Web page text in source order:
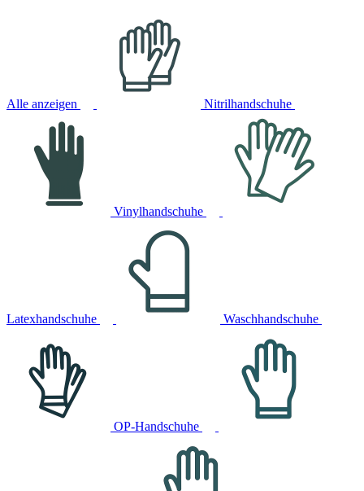
Alle anzeigen Nitrilhandschuhe
Vinylhandschuhe
Latexhandschuhe Waschhandschuhe
OP-Handschuhe